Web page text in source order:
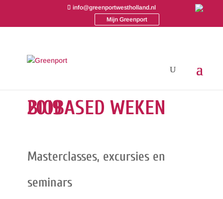
info@greenportwestholland.nl
Mijn Greenport
BIOBASED WEKEN 2019
Masterclasses, excursies en
seminars